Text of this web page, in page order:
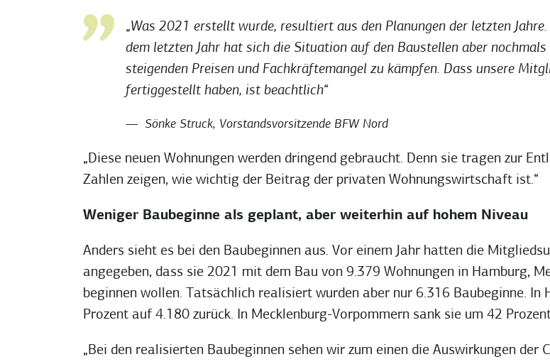
„Was 2021 erstellt wurde, resultiert aus den Planungen der letzten
dem letzten Jahr hat sich die Situation auf den Baustellen aber
steigenden Preisen und Fachkräftemangel zu kämpfen. Dass unsere
fertiggestellt haben, ist beachtlich“
Sönke Struck, Vorstandsvorsitzende BFW Nord
„Diese neuen Wohnungen werden dringend gebraucht. Denn sie tragen zur
Zahlen zeigen, wie wichtig der Beitrag der privaten Wohnungswirtschaft ist.“
Weniger Baubeginne als geplant, aber weiterhin auf hohem Niveau
Anders sieht es bei den Baubeginnen aus. Vor einem Jahr hatten die
angegeben, dass sie 2021 mit dem Bau von 9.379 Wohnungen in Hamburg,
beginnen wollen. Tatsächlich realisiert wurden aber nur 6.316 Baubeginne.
Prozent auf 4.180 zurück. In Mecklenburg-Vorpommern sank sie um 42
„Bei den realisierten Baubeginnen sehen wir zum einen die Auswirkungen der